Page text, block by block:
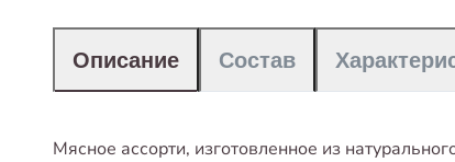
Описание Состав
Мясное ассорти, изготовленное из